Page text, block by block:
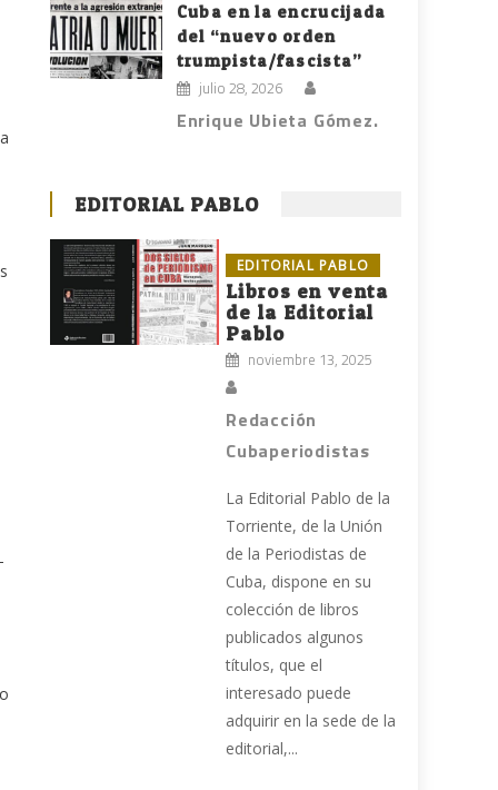
Cuba en la encrucijada
del “nuevo orden
trumpista/fascista”
julio 28, 2026
Enrique Ubieta Gómez.
EDITORIAL PABLO
EDITORIAL PABLO
Libros en venta
de la Editorial
Pablo
noviembre 13, 2025
Redacción
Cubaperiodistas
La Editorial Pablo de la
Torriente, de la Unión
de la Periodistas de
Cuba, dispone en su
colección de libros
publicados algunos
títulos, que el
interesado puede
adquirir en la sede de la
editorial,...